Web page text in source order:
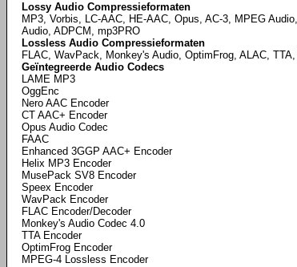
Lossy Audio Compressieformaten
MP3, Vorbis, LC-AAC, HE-AAC, Opus, AC-3, MPEG
Audio, ADPCM, mp3PRO
Lossless Audio Compressieformaten
FLAC, WavPack, Monkey's Audio, OptimFrog, ALAC, TTA,
Geïntegreerde Audio Codecs
LAME MP3
OggEnc
Nero AAC Encoder
CT AAC+ Encoder
Opus Audio Codec
FAAC
Enhanced 3GGP AAC+ Encoder
Helix MP3 Encoder
MusePack SV8 Encoder
Speex Encoder
WavPack Encoder
FLAC Encoder/Decoder
Monkey's Audio Codec 4.0
TTA Encoder
OptimFrog Encoder
MPEG-4 Lossless Encoder